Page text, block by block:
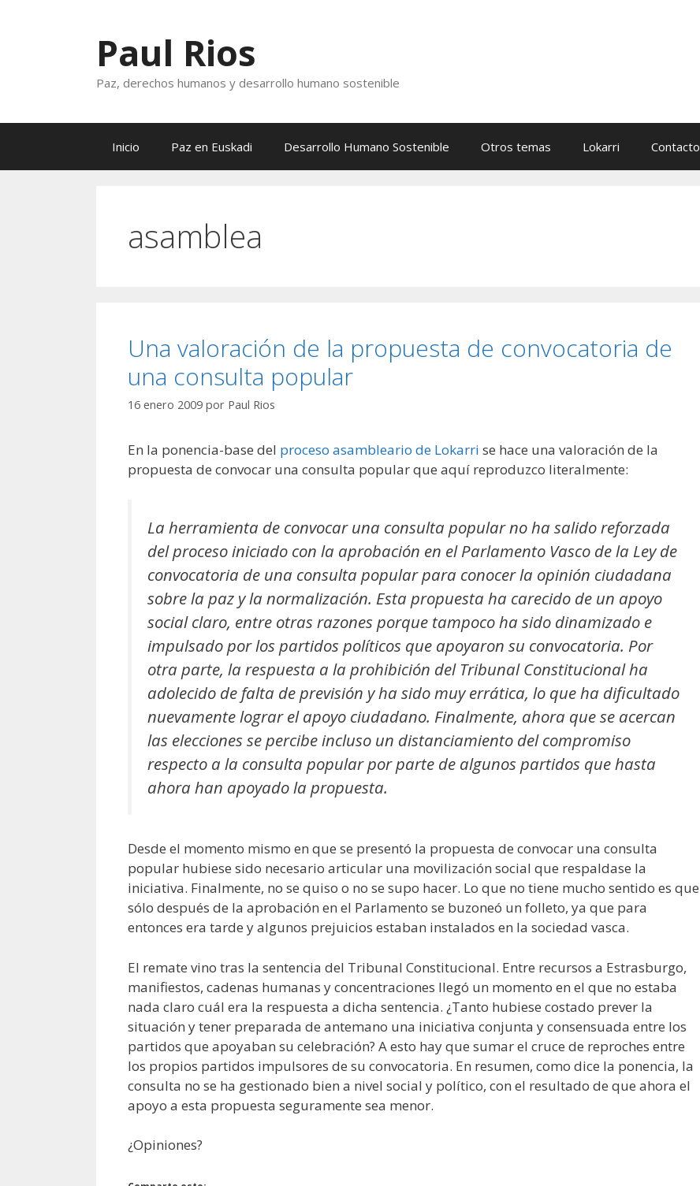
Paul Rios
Paz, derechos humanos y desarrollo humano sostenible
Inicio Paz en Euskadi Desarrollo Humano Sostenible Otros temas Lokarri Contacto
asamblea
Una valoración de la propuesta de convocatoria de
una consulta popular
16 enero 2009 por Paul Rios
En la ponencia-base del proceso asambleario de Lokarri se hace una valoración de la
propuesta de convocar una consulta popular que aquí reproduzco literalmente:
La herramienta de convocar una consulta popular no ha salido reforzada
del proceso iniciado con la aprobación en el Parlamento Vasco de la Ley de
convocatoria de una consulta popular para conocer la opinión ciudadana
sobre la paz y la normalización. Esta propuesta ha carecido de un apoyo
social claro, entre otras razones porque tampoco ha sido dinamizado e
impulsado por los partidos políticos que apoyaron su convocatoria. Por
otra parte, la respuesta a la prohibición del Tribunal Constitucional ha
adolecido de falta de previsión y ha sido muy errática, lo que ha dificultado
nuevamente lograr el apoyo ciudadano. Finalmente, ahora que se acercan
las elecciones se percibe incluso un distanciamiento del compromiso
respecto a la consulta popular por parte de algunos partidos que hasta
ahora han apoyado la propuesta.
Desde el momento mismo en que se presentó la propuesta de convocar una consulta
popular hubiese sido necesario articular una movilización social que respaldase la
iniciativa. Finalmente, no se quiso o no se supo hacer. Lo que no tiene mucho sentido es que
sólo después de la aprobación en el Parlamento se buzoneó un folleto, ya que para
entonces era tarde y algunos prejuicios estaban instalados en la sociedad vasca.
El remate vino tras la sentencia del Tribunal Constitucional. Entre recursos a Estrasburgo,
manifiestos, cadenas humanas y concentraciones llegó un momento en el que no estaba
nada claro cuál era la respuesta a dicha sentencia. ¿Tanto hubiese costado prever la
situación y tener preparada de antemano una iniciativa conjunta y consensuada entre los
partidos que apoyaban su celebración? A esto hay que sumar el cruce de reproches entre
los propios partidos impulsores de su convocatoria. En resumen, como dice la ponencia, la
consulta no se ha gestionado bien a nivel social y político, con el resultado de que ahora el
apoyo a esta propuesta seguramente sea menor.
¿Opiniones?